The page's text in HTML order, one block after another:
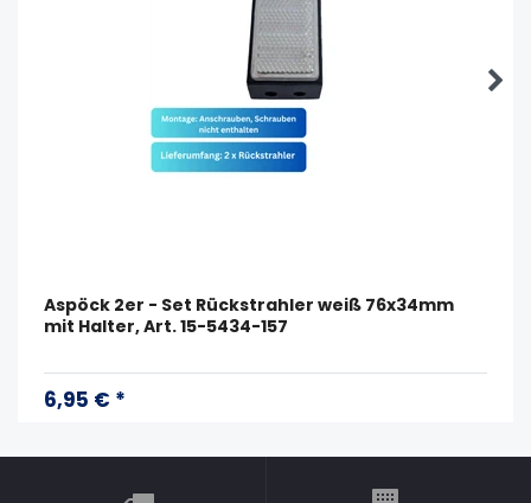
Aspöck 2er - Set Rückstrahler weiß 76x34mm
mit Halter, Art. 15-5434-157
6,95 € *